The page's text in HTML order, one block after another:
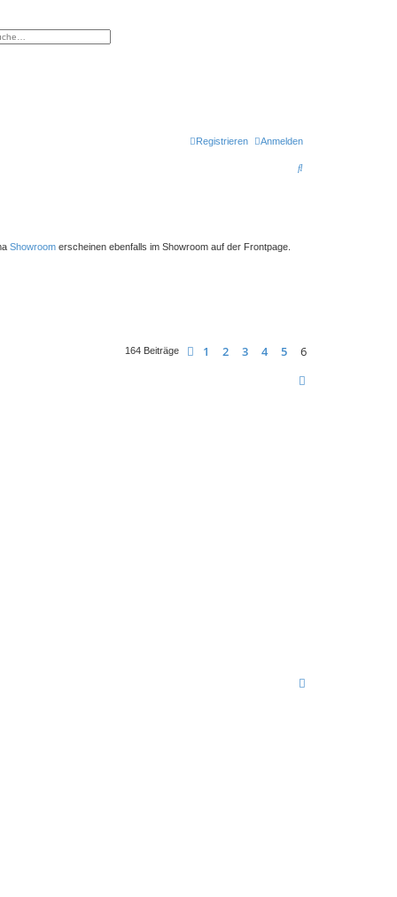
Suche
Anmelden
Registrieren
S
Showroom erscheinen ebenfalls im Showroom auf der Frontpage.
164 Beiträge Vorherige
1 2 3 4 5 6